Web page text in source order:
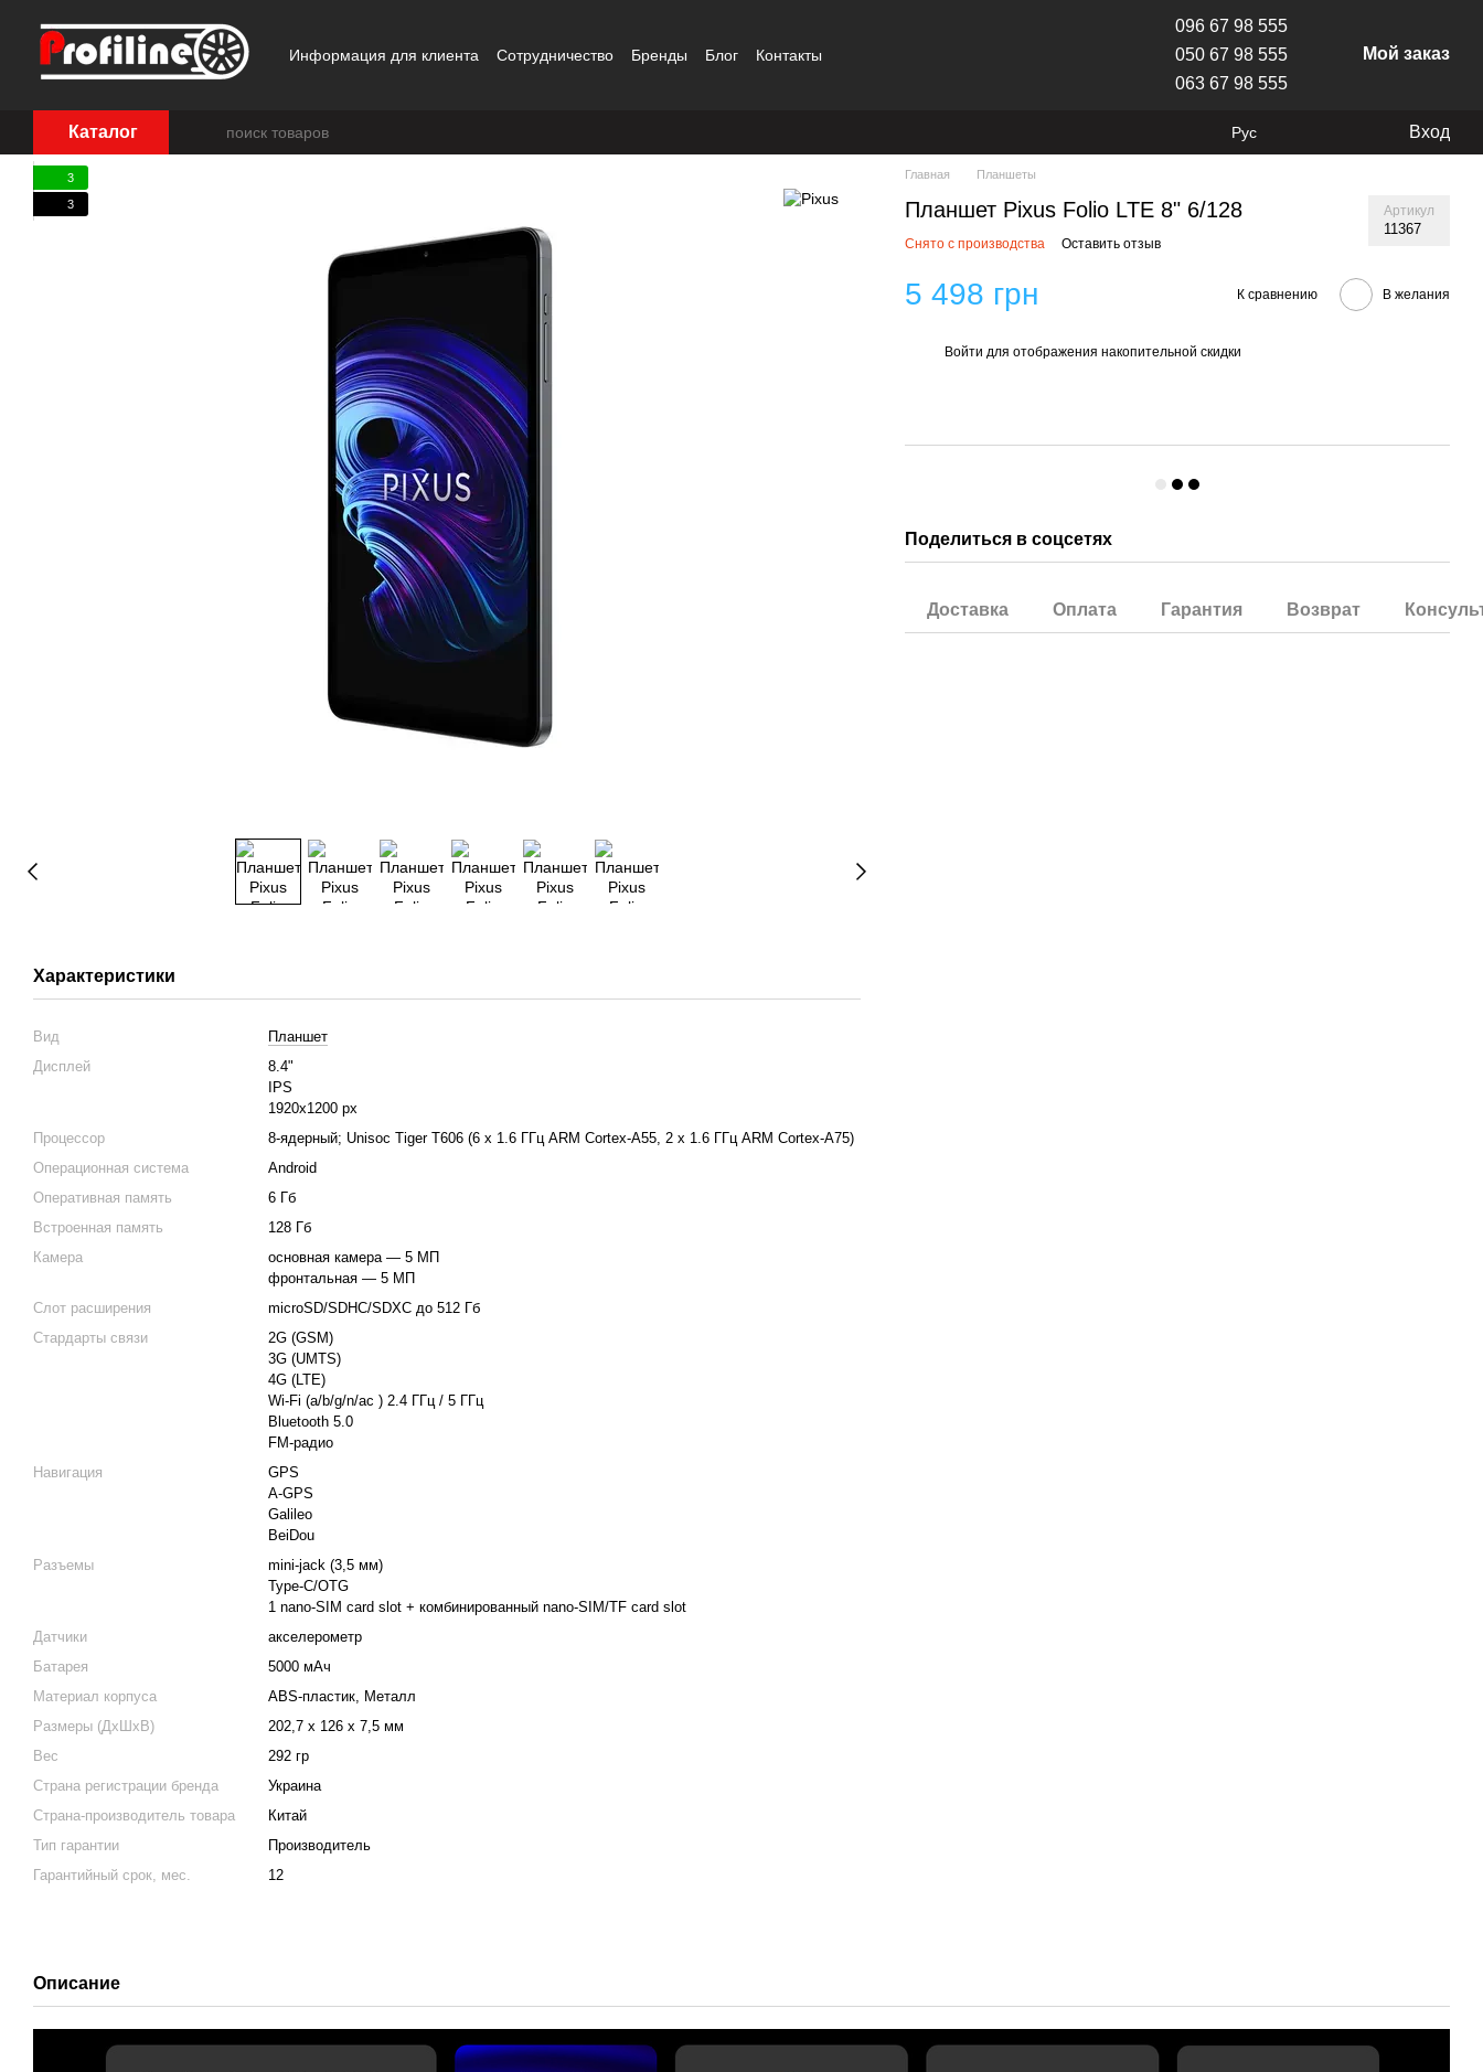
Информация для клиента Сотрудничество Бренды Блог
Контакты
096 67 98 555
050 67 98 555
063 67 98 555
Мой заказ
Каталог Рус Вход
3
3
Характеристики
Вид
Планшет
Дисплей
8.4"
IPS
1920x1200 px
Процессор
8-ядерный; Unisoc Tiger T606 (6 x 1.6 ГГц ARM Cortex-A55, 2 x 1.6 ГГц ARM Cortex-A75)
Операционная система
Android
Оперативная память
6 Гб
Встроенная память
128 Гб
Камера
основная камера — 5 МП
фронтальная — 5 MП
Слот расширения
microSD/SDHC/SDXC до 512 Гб
Стардарты связи
2G (GSM)
3G (UMTS)
4G (LTE)
Wi-Fi (а/b/g/n/ас ) 2.4 ГГц / 5 ГГц
Bluetooth 5.0
FM-радио
Навигация
GPS
A-GPS
Galileo
BeiDou
Разъемы
mini-jack (3,5 мм)
Type-C/OTG
1 nano-SIM card slot + комбинированный nano-SIM/TF card slot
Датчики
акселерометр
Батарея
5000 мАч
Материал корпуса
ABS-пластик, Металл
Размеры (ДхШхВ)
202,7 x 126 x 7,5 мм
Вес
292 гр
Страна регистрации бренда
Украина
Страна-производитель товара
Китай
Тип гарантии
Производитель
Гарантийный срок, мес.
12
Главная Планшеты
Планшет Pixus Folio LTE 8" 6/128 Артикул
11367
Снято с производства Оставить отзыв
5 498 грн К сравнению В желания
Войти для отображения накопительной скидки
Поделиться в соцсетях
Доставка Оплата Гарантия Возврат
Описание